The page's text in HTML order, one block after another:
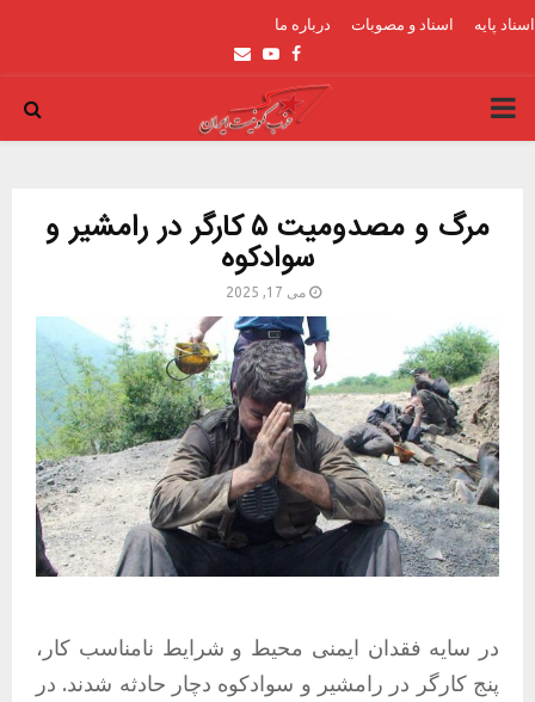
اسناد پایه اسناد و مصوبات درباره ما
Facebook
Youtube
Email
PRIMARY
مرگ و مصدومیت ۵ کارگر در رامشیر و
سوادکوه
می 17, 2025
در سایه فقدان ایمنی محیط و شرایط نامناسب کار،
پنج کارگر در رامشیر و سوادکوه دچار حادثه شدند. در